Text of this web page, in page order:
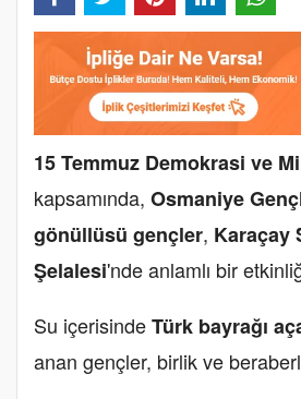
15 Temmuz Demokrasi ve
kapsamında, Osmaniye
gönüllüsü gençler, Karaçay
Şelalesi'nde anlamlı bir
Su içerisindeTürk bayrağı
anan gençler, birlik ve